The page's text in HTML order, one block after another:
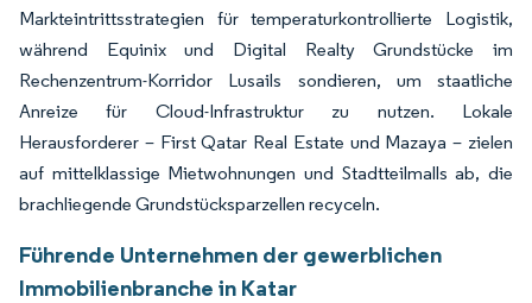
Markteintrittsstrategien für temperaturkontrollierte Logistik,
während Equinix und Digital Realty Grundstücke im
Rechenzentrum-Korridor Lusails sondieren, um staatliche
Anreize für Cloud-Infrastruktur zu nutzen. Lokale
Herausforderer – First Qatar Real Estate und Mazaya – zielen
auf mittelklassige Mietwohnungen und Stadtteilmalls ab, die
brachliegende Grundstücksparzellen recyceln.
Führende Unternehmen der gewerblichen
Immobilienbranche in Katar